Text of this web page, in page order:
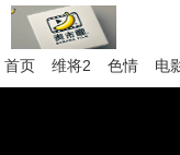
首页 维将2 色情 电